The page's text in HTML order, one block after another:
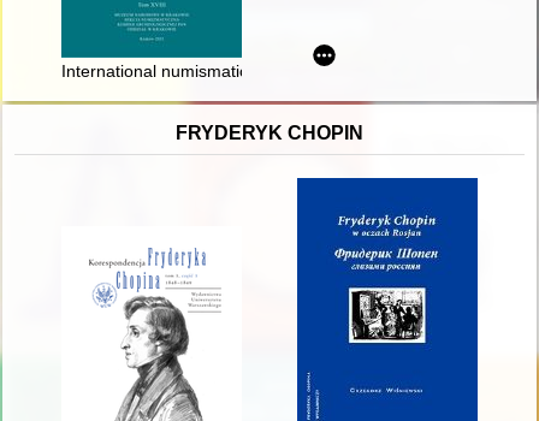
International numismatic conference "NUMISMATICA
FRYDERYK CHOPIN